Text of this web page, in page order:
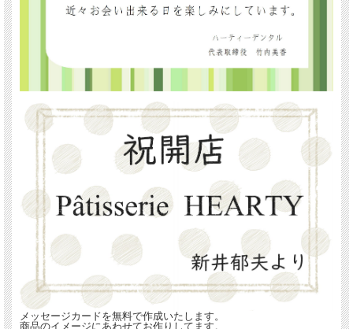
メッセージカードを無料で作成いたします。
商品のイメージにあわせてお作りしてます。